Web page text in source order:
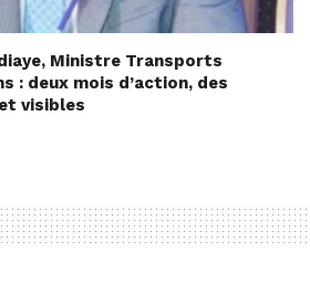
Ministre Transports
: deux mois d’action, des
visibles